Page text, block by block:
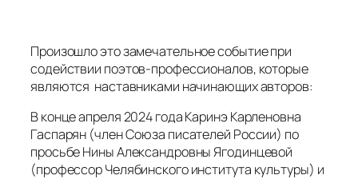
Произошло это замечательное событие при
содействии поэтов-профессионалов, которые
являются наставниками начинающих авторов:
В конце апреля 2024 года Каринэ Карленовна
Гаспарян (член Союза писателей России) по
просьбе Нины Александровны Ягодинцевой
(профессор Челябинского института культуры) и